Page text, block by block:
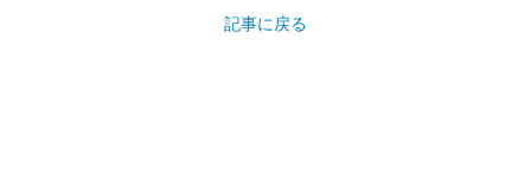
記事に戻る